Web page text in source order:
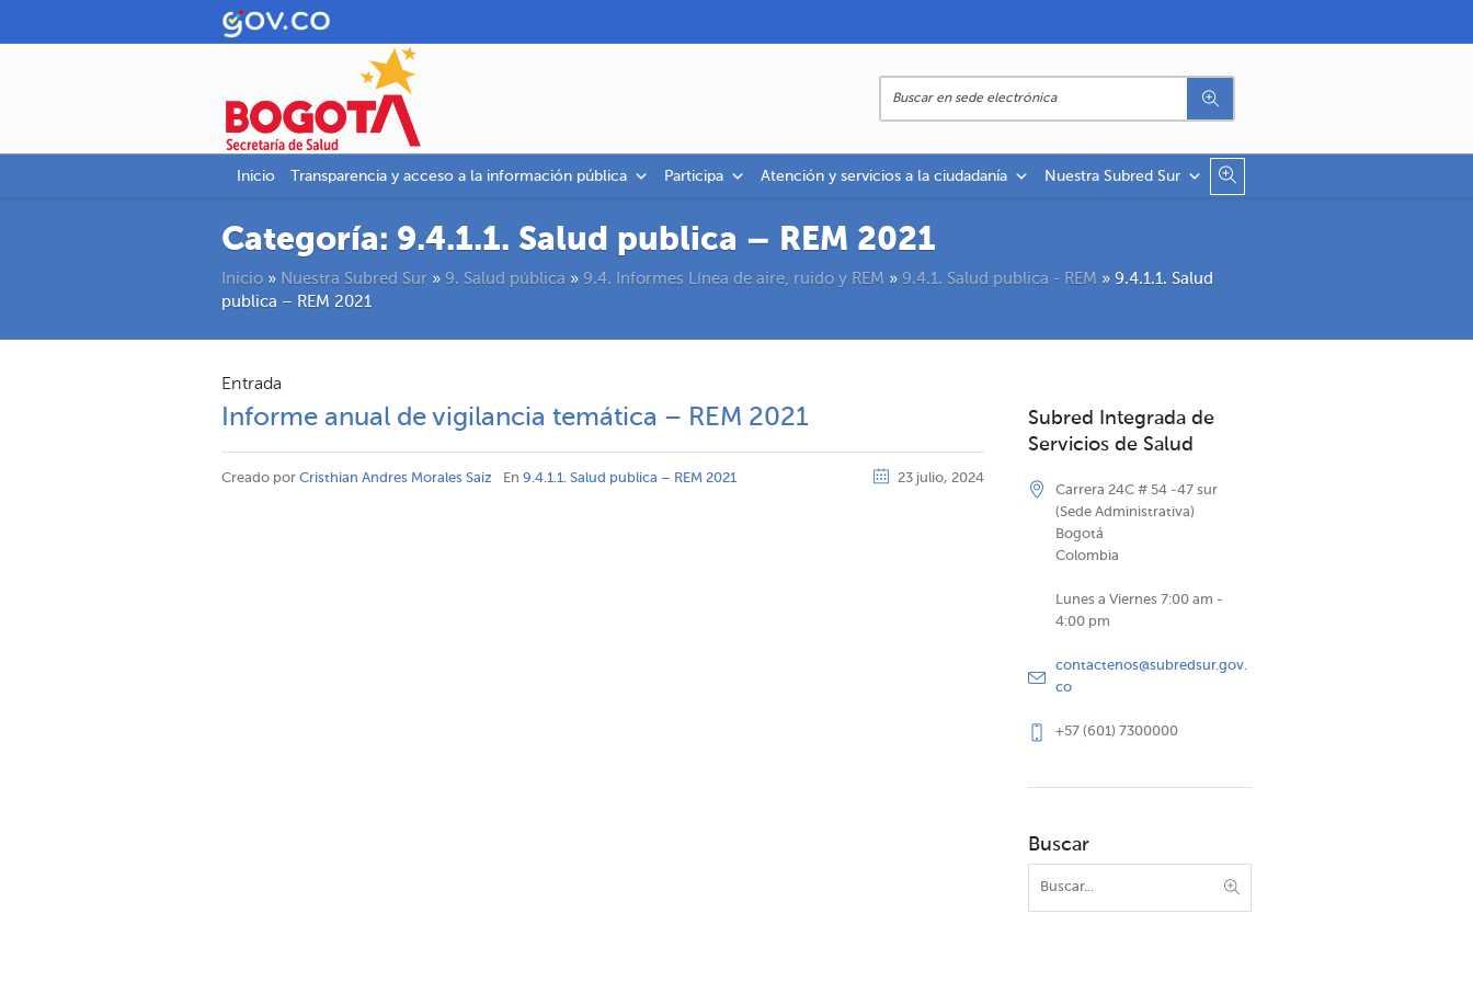
Inicio Transparencia y acceso a la información pública Participa Atención y servicios a la ciudadanía Nuestra Subred Sur
Categoría: 9.4.1.1. Salud publica – REM 2021
Inicio » Nuestra Subred Sur » 9. Salud pública » 9.4. Informes Línea de aire, ruido y REM » 9.4.1. Salud publica - REM » 9.4.1.1. Salud
publica – REM 2021
Entrada
Informe anual de vigilancia temática – REM 2021
23 julio, 2024
Creado por Cristhian Andres Morales Saiz En 9.4.1.1. Salud publica – REM 2021
Subred Integrada de
Servicios de Salud
Carrera 24C # 54 -47 sur
(Sede Administrativa)
Bogotá
Colombia
Lunes a Viernes 7:00 am -
4:00 pm
contactenos@subredsur.gov.
co
+57 (601) 7300000
Buscar